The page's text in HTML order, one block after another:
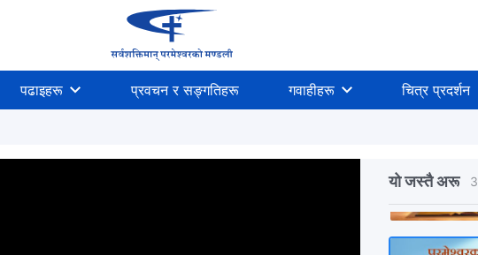
पढाइहरू प्रवचन र सङ्गतिहरू गवाहीहरू चित्र प्रदर्शन
यो जस्तै अरू 3